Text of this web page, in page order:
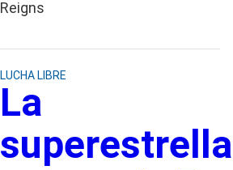
Reigns
LUCHA LIBRE
La
superestrella